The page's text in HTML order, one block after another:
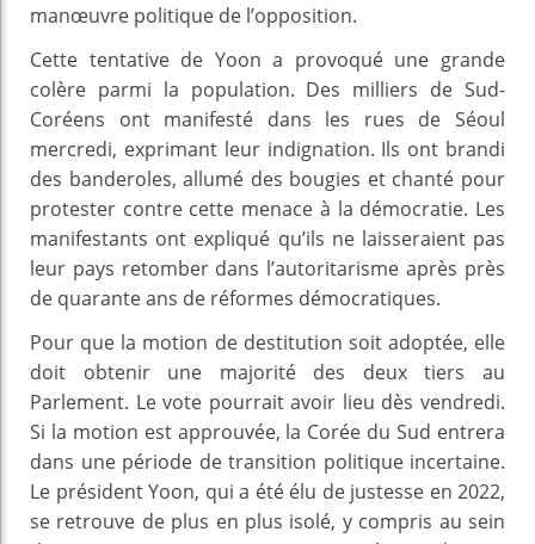
manœuvre politique de l’opposition.
Cette tentative de Yoon a provoqué une grande
colère parmi la population. Des milliers de Sud-
Coréens ont manifesté dans les rues de Séoul
mercredi, exprimant leur indignation. Ils ont brandi
des banderoles, allumé des bougies et chanté pour
protester contre cette menace à la démocratie. Les
manifestants ont expliqué qu’ils ne laisseraient pas
leur pays retomber dans l’autoritarisme après près
de quarante ans de réformes démocratiques.
Pour que la motion de destitution soit adoptée, elle
doit obtenir une majorité des deux tiers au
Parlement. Le vote pourrait avoir lieu dès vendredi.
Si la motion est approuvée, la Corée du Sud entrera
dans une période de transition politique incertaine.
Le président Yoon, qui a été élu de justesse en 2022,
se retrouve de plus en plus isolé, y compris au sein